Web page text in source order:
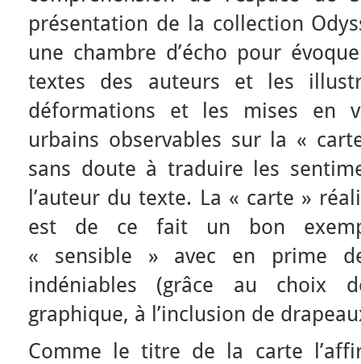
présentation de la collection
une chambre d’écho pour
textes des auteurs et les
déformations et les mises en
urbains observables sur la «
sans doute à traduire les
l’auteur du texte. La « carte »
est de ce fait un bon
« sensible » avec en prime
indéniables (grâce au choix
graphique, à l’inclusion de
Comme le titre de la carte